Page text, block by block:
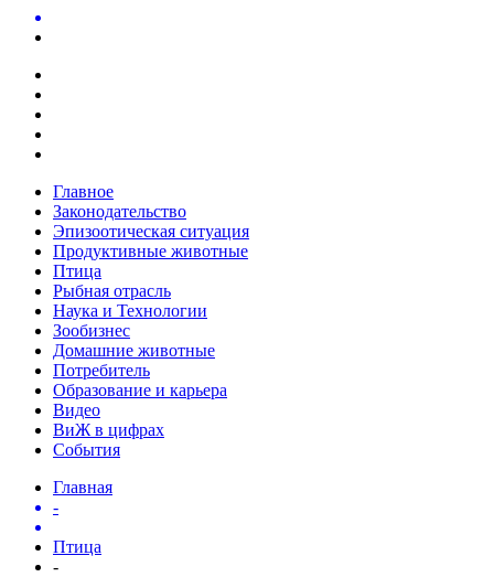
Главное
Законодательство
Эпизоотическая ситуация
Продуктивные животные
Птица
Рыбная отрасль
Наука и Технологии
Зообизнес
Домашние животные
Потребитель
Образование и карьера
Видео
ВиЖ в цифрах
События
Главная
-
Птица
-